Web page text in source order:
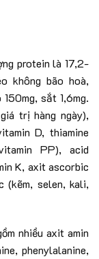
protein là 17,2-
không bão hoà,
sắt 1,6mg.
trị hàng ngày),
D, thiamine
PP), acid
K, axit ascorbic
(kẽm, selen, kali,
nhiều axit amin
phenylalanine,